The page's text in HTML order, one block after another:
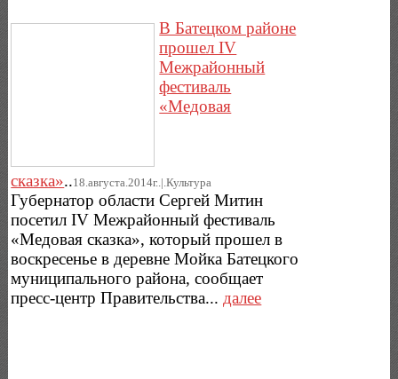
В Батецком районе
прошел IV
Межрайонный
фестиваль
«Медовая
сказка»..18.августа.2014г..|.Культура
Губернатор области Сергей Митин
посетил IV Межрайонный фестиваль
«Медовая сказка», который прошел в
воскресенье в деревне Мойка Батецкого
муниципального района, сообщает
пресс-центр Правительства...далее